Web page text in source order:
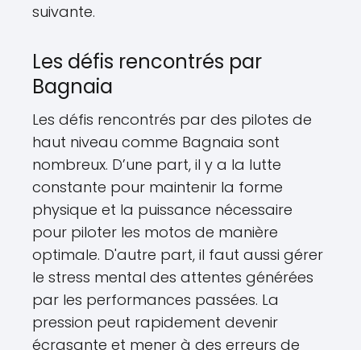
suivante.
Les défis rencontrés par
Bagnaia
Les défis rencontrés par des pilotes de
haut niveau comme Bagnaia sont
nombreux. D’une part, il y a la lutte
constante pour maintenir la forme
physique et la puissance nécessaire
pour piloter les motos de manière
optimale. D'autre part, il faut aussi gérer
le stress mental des attentes générées
par les performances passées. La
pression peut rapidement devenir
écrasante et mener à des erreurs de